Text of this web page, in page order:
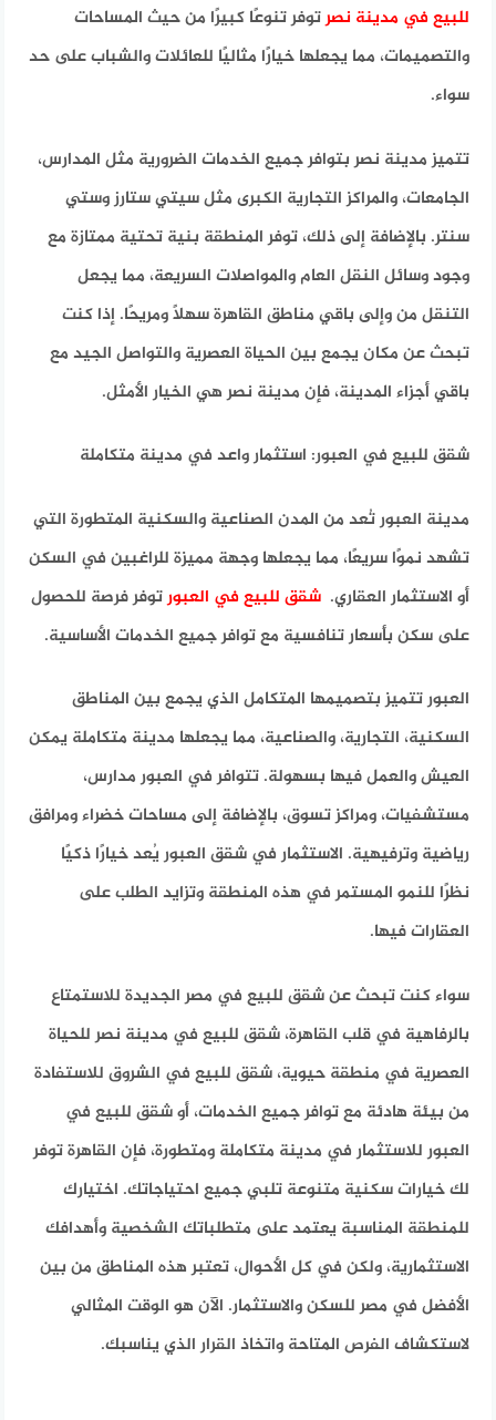
للبيع في مدينة نصرتوفر تنوعًا كبيرًا من حيث المساحات
والتصميمات، مما يجعلها خيارًا مثاليًا للعائلات والشباب على حد
سواء.
تتميز مدينة نصر بتوافر جميع الخدمات الضرورية مثل المدارس،
الجامعات، والمراكز التجارية الكبرى مثل سيتي ستارز وستي
سنتر. بالإضافة إلى ذلك، توفر المنطقة بنية تحتية ممتازة مع
وجود وسائل النقل العام والمواصلات السريعة، مما يجعل
التنقل من وإلى باقي مناطق القاهرة سهلًا ومريحًا. إذا كنت
تبحث عن مكان يجمع بين الحياة العصرية والتواصل الجيد مع
باقي أجزاء المدينة، فإن مدينة نصر هي الخيار الأمثل.
شقق للبيع في العبور: استثمار واعد في مدينة متكاملة
مدينة العبور تُعد من المدن الصناعية والسكنية المتطورة التي
تشهد نموًا سريعًا، مما يجعلها وجهة مميزة للراغبين في السكن
أو الاستثمار العقاري. شقق للبيع في العبورتوفر فرصة للحصول
على سكن بأسعار تنافسية مع توافر جميع الخدمات الأساسية.
العبور تتميز بتصميمها المتكامل الذي يجمع بين المناطق
السكنية، التجارية، والصناعية، مما يجعلها مدينة متكاملة يمكن
العيش والعمل فيها بسهولة. تتوافر في العبور مدارس،
مستشفيات، ومراكز تسوق، بالإضافة إلى مساحات خضراء ومرافق
رياضية وترفيهية. الاستثمار في شقق العبور يُعد خيارًا ذكيًا
نظرًا للنمو المستمر في هذه المنطقة وتزايد الطلب على
العقارات فيها.
سواء كنت تبحث عنشقق للبيع في مصر الجديدة للاستمتاع
بالرفاهية في قلب القاهرة،شقق للبيع في مدينة نصرللحياة
العصرية في منطقة حيوية،شقق للبيع في الشروق للاستفادة
من بيئة هادئة مع توافر جميع الخدمات، أوشقق للبيع في
العبورللاستثمار في مدينة متكاملة ومتطورة، فإن القاهرة توفر
لك خيارات سكنية متنوعة تلبي جميع احتياجاتك. اختيارك
للمنطقة المناسبة يعتمد على متطلباتك الشخصية وأهدافك
الاستثمارية، ولكن في كل الأحوال، تعتبر هذه المناطق من بين
الأفضل في مصر للسكن والاستثمار. الآن هو الوقت المثالي
لاستكشاف الفرص المتاحة واتخاذ القرار الذي يناسبك.